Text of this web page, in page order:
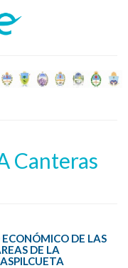
Canteras
DE LAS
DE LA